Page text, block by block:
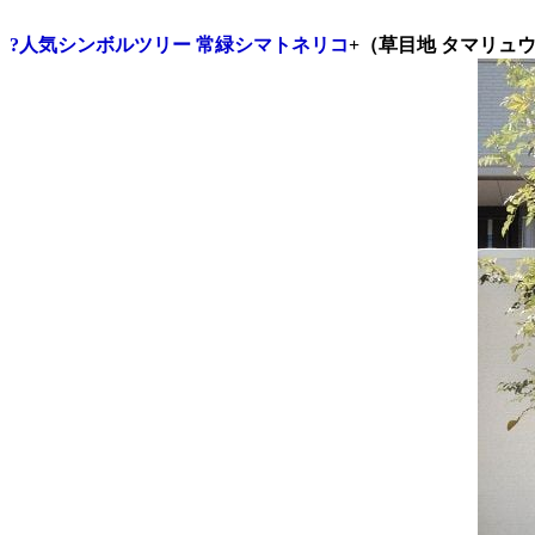
?人気シンボルツリー 常緑シマトネリコ+（草目地 タマリュ